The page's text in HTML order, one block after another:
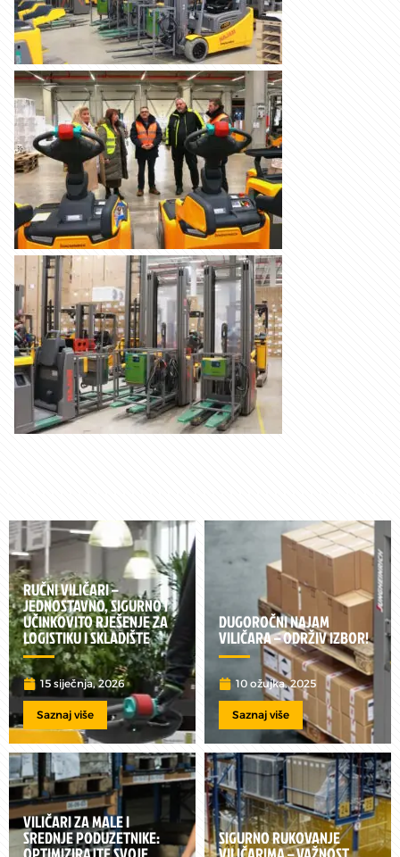
RUČNI VILIČARI –
JEDNOSTAVNO, SIGURNO I
UČINKOVITO RJEŠENJE ZA
LOGISTIKU I SKLADIŠTE
15 siječnja, 2026
Saznaj više
DUGOROČNI NAJAM
VILIČARA – ODRŽIV IZBOR!
10 ožujka, 2025
Saznaj više
VILIČARI ZA MALE I
SREDNJE PODUZETNIKE: SIGURNO RUKOVANJE